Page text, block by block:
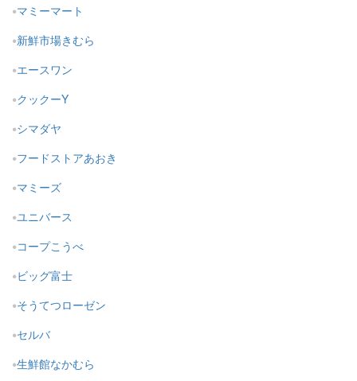
マミーマート
新鮮市場きむら
エースワン
クックーY
シマダヤ
フードストアあおき
マミーズ
ユニバース
コープこうべ
ビッグ富士
そうてつローゼン
セルバ
生鮮館なかむら